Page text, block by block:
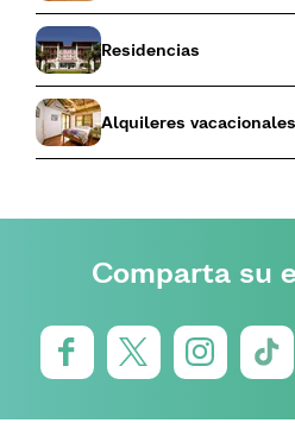
Residencias
Alquileres
Comparta su